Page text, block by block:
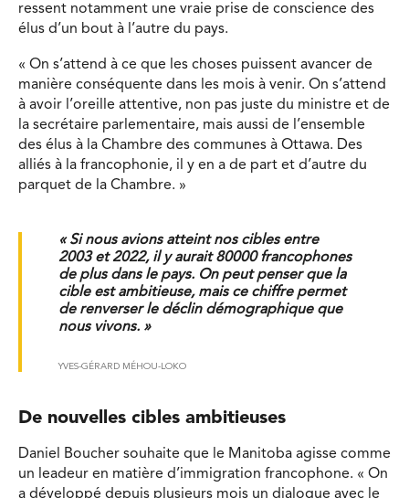
ressent notamment une vraie prise de conscience des
élus d’un bout à l’autre du pays.
« On s’attend à ce que les choses puissent avancer de
manière conséquente dans les mois à venir. On s’attend
à avoir l’oreille attentive, non pas juste du ministre et de
la secrétaire parlementaire, mais aussi de l’ensemble
des élus à la Chambre des communes à Ottawa. Des
alliés à la francophonie, il y en a de part et d’autre du
parquet de la Chambre. »
« Si nous avions atteint nos cibles entre
2003 et 2022, il y aurait 80000 francophones
de plus dans le pays. On peut penser que la
cible est ambitieuse, mais ce chiffre permet
de renverser le déclin démographique que
nous vivons. »
YVES-GÉRARD MÉHOU-LOKO
De nouvelles cibles ambitieuses
Daniel Boucher souhaite que le Manitoba agisse comme
un leadeur en matière d’immigration francophone. « On
a développé depuis plusieurs mois un dialogue avec le